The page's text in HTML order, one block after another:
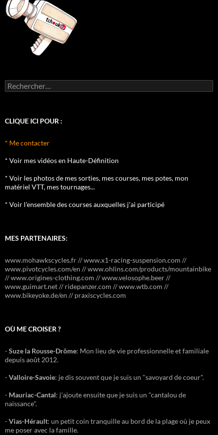
Rechercher :
CLIQUE ICI POUR :
* Me contacter
* Voir mes vidéos en Haute-Définition
* Voir les photos de mes sorties, mes courses, mes potes, mon
matériel VTT, mes tournages...
* Voir l'ensemble des courses auxquelles j'ai participé
MES PARTENAIRES:
www.mohawkscycles.fr // www.x1-racing-suspension.com //
www.pivotcycles.com/en // www.ohlins.com/products/mountainbike
// www.origines-clothing.com // www.velosophe.beer //
www.guimart.net // ridepanzer.com // www.wtb.com //
www.bikeyoke.de/en // praxiscycles.com
OÙ ME CROISER ?
-Suze la Rousse-Drôme: Mon lieu de vie professionnelle et familiale
depuis août 2012.
-Valloire-Savoie: je dis souvent que je suis un "savoyard de coeur".
- Mauriac-Cantal: j'ajoute ensuite que je suis un "cantalou de
naissance".
-Vias-Hérault: un petit coin tranquille au bord de la plage où je peux
me poser avec la famille.